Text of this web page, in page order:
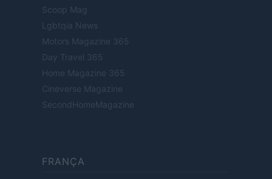
Scoop Mag
Lgbtqia News
Motors Magazine 365
Day Travel 365
Home Magazine 365
Cineverse Magazine
SecondHomeMagazine
FRANÇA